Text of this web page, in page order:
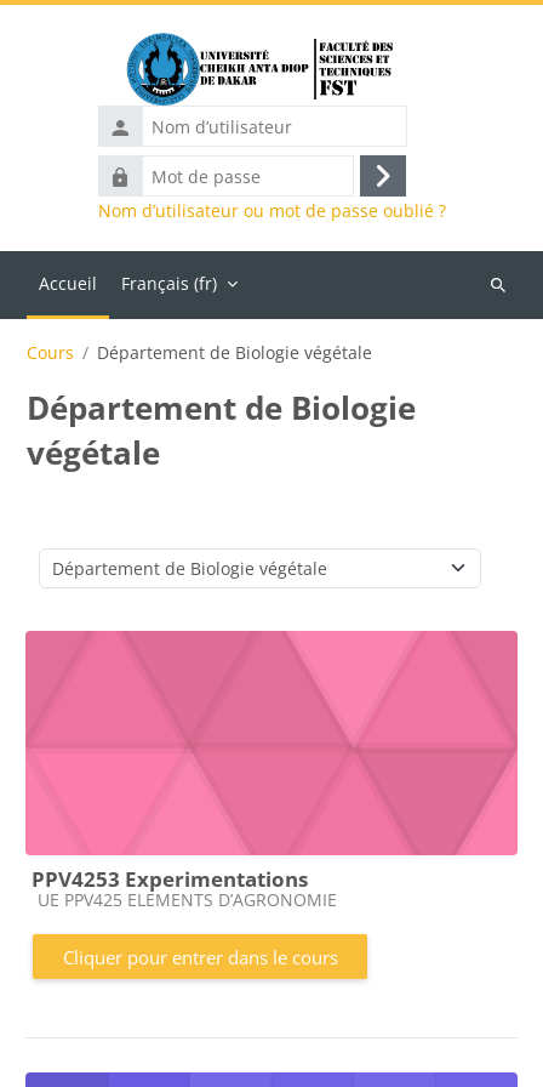
Nom
d’utilisateur
Mot
de
Connexion
Nom d’utilisateur ou mot de passe oublié ?
Accueil Français ‎(fr)‎
Cours Département de Biologie végétale
Département de Biologie
végétale
Catégories de cours
PPV4253 Experimentations
Catégorie de cours
UE PPV425 ELEMENTS D’AGRONOMIE
Cliquer pour entrer dans le cours